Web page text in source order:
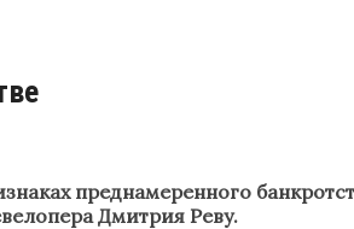
преднамеренного
Дмитрия Реву.